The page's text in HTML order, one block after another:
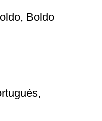
Boldo